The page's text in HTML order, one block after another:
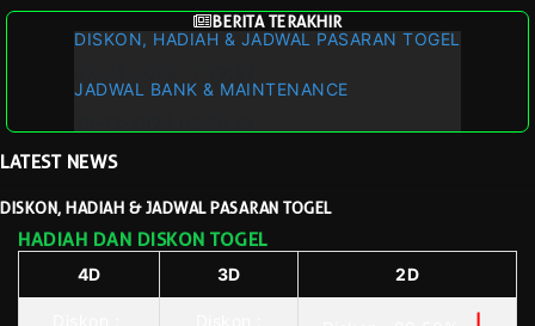
BERITA TERAKHIR
DISKON, HADIAH & JADWAL PASARAN TOGEL
JADWAL BANK & MAINTENANCE
LATESTNEWS
DISKON, HADIAH & JADWAL PASARAN TOGEL
HADIAH DAN DISKON TOGEL
4D 3D 2D